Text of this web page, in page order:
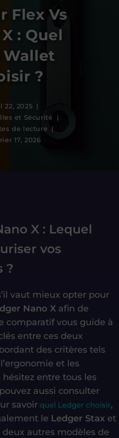
Flex Vs
: Quel
Wallet
?
22, 2025
et Sécurité
de lecture
17, 2026
X : Lequel
vos
?
vaut mieux opter pour
Nano X afin de
comparatif vous guide à
entre ces deux
des critères tels
et les
entre tous les
aussi consulter
savoir quel Ledger choisir,
le Ledger Stax et
deux autres modèles de